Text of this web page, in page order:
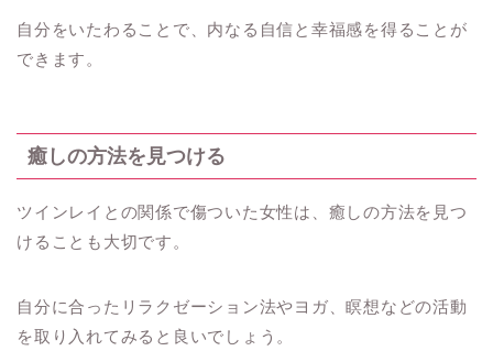
自分をいたわることで、内なる自信と幸福感を得ることが
できます。
癒しの方法を見つける
ツインレイとの関係で傷ついた女性は、癒しの方法を見つ
けることも大切です。
自分に合ったリラクゼーション法やヨガ、瞑想などの活動
を取り入れてみると良いでしょう。